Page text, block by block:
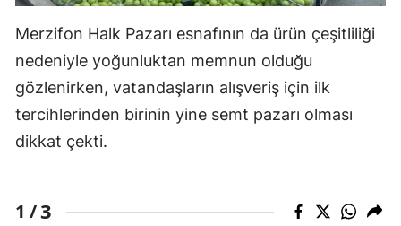
Merzifon Halk Pazarı esnafının da ürün çeşitliliği
nedeniyle yoğunluktan memnun olduğu
gözlenirken, vatandaşların alışveriş için ilk
tercihlerinden birinin yine semt pazarı olması
dikkat çekti.
1 /3